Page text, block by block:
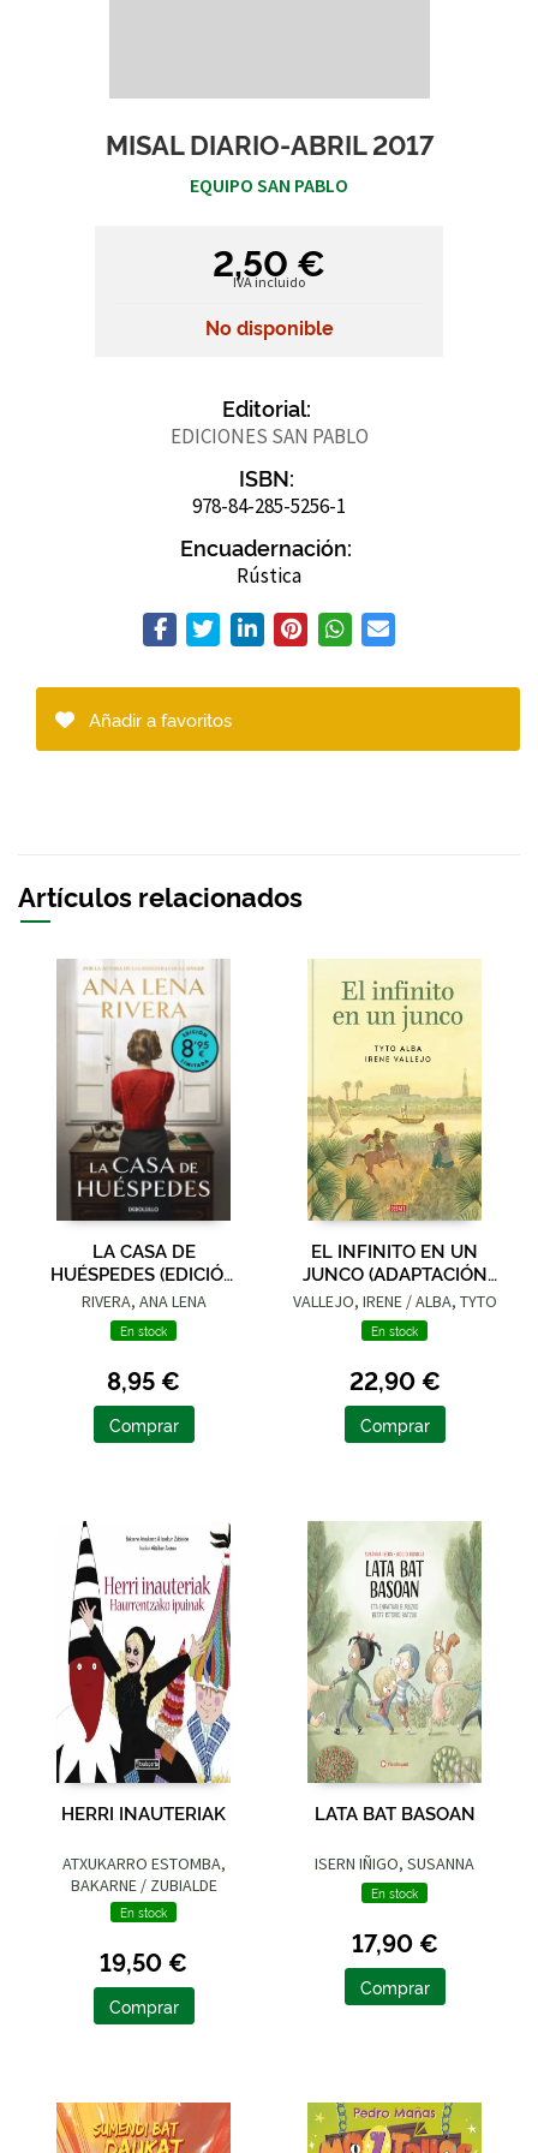
MISAL DIARIO-ABRIL 2017
EQUIPO SAN PABLO
2,50 €
IVA incluido
No disponible
Editorial:
EDICIONES SAN PABLO
ISBN:
978-84-285-5256-1
Encuadernación:
Rústica
Añadir a favoritos
Artículos relacionados
LA CASA DE
HUÉSPEDES (EDICIÓN
LIMITADA · VERANO)
RIVERA, ANA LENA
En stock
8,95 €
Comprar
EL INFINITO EN UN
JUNCO (ADAPTACIÓN
GRÁFICA)
VALLEJO, IRENE / ALBA, TYTO
En stock
22,90 €
Comprar
HERRI INAUTERIAK
ATXUKARRO ESTOMBA,
BAKARNE / ZUBIALDE
GRAJIRENA, IZASKUN
En stock
19,50 €
Comprar
LATA BAT BASOAN
ISERN IÑIGO, SUSANNA
En stock
17,90 €
Comprar